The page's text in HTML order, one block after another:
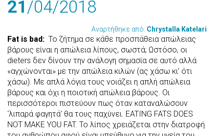
21/04/2018
Αναρτήθηκε από: Chrystalla Katelari
Fat is bad: Το ζήτημα σε κάθε προσπάθεια απώλειας
βάρους είναι η απώλεια λίπους, σωστά; Ωστόσο, οι
dieters δεν δίνουν την ανάλογη σημασία σε αυτό αλλά
«αγχώνονται» με την απώλεια κιλών (ας χάσω κι’ ότι
χάσω). Με απλά λόγια τους νοιάζει η απλή απώλεια
βάρους και όχι η ποιοτική απώλεια βάρους. Οι
περισσότεροι πιστεύουν πως όταν καταναλώσουν
‘λιπαρά φαγητά’ θα τους παχύνει. EATING FATS DOES
NOT MAKE YOU FAT. Το λίπος χρειάζεται στην διατροφή